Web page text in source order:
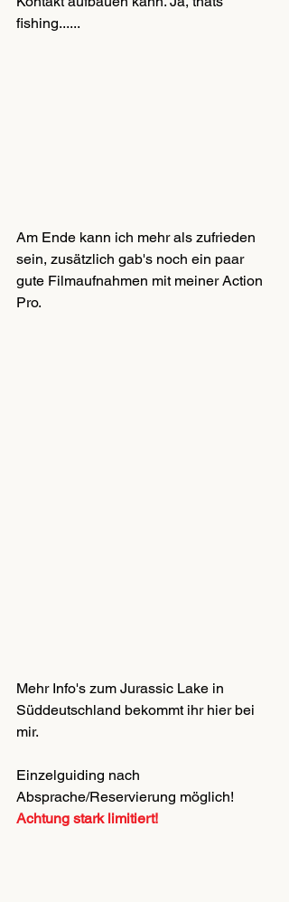
fishing......
Am Ende kann ich mehr als zufrieden
sein, zusätzlich gab's noch ein paar
gute Filmaufnahmen mit meiner Action
Pro.
Mehr Info's zum Jurassic Lake in
Süddeutschland bekommt ihr hier bei
mir.
Einzelguiding nach
Absprache/Reservierung möglich!
Achtung stark limitiert!